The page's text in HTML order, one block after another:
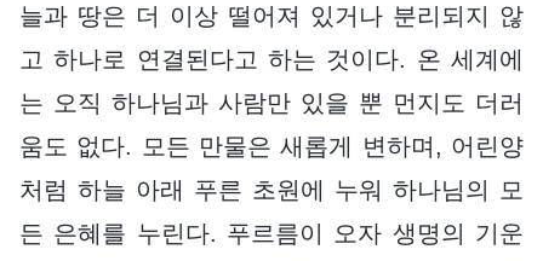
늘과 땅은 더 이상 떨어져 있거나 분리되지 않
고 하나로 연결된다고 하는 것이다. 온 세계에
는 오직 하나님과 사람만 있을 뿐 먼지도 더러
움도 없다. 모든 만물은 새롭게 변하며, 어린양
처럼 하늘 아래 푸른 초원에 누워 하나님의 모
든 은혜를 누린다. 푸르름이 오자 생명의 기운